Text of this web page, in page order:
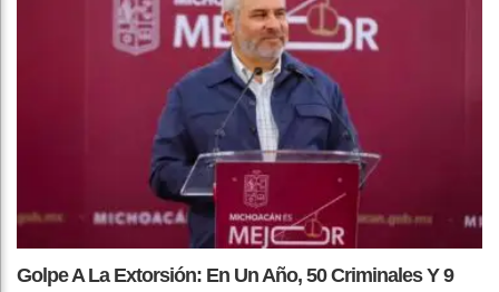
Golpe A La Extorsión: En Un Año, 50 Criminales Y 9